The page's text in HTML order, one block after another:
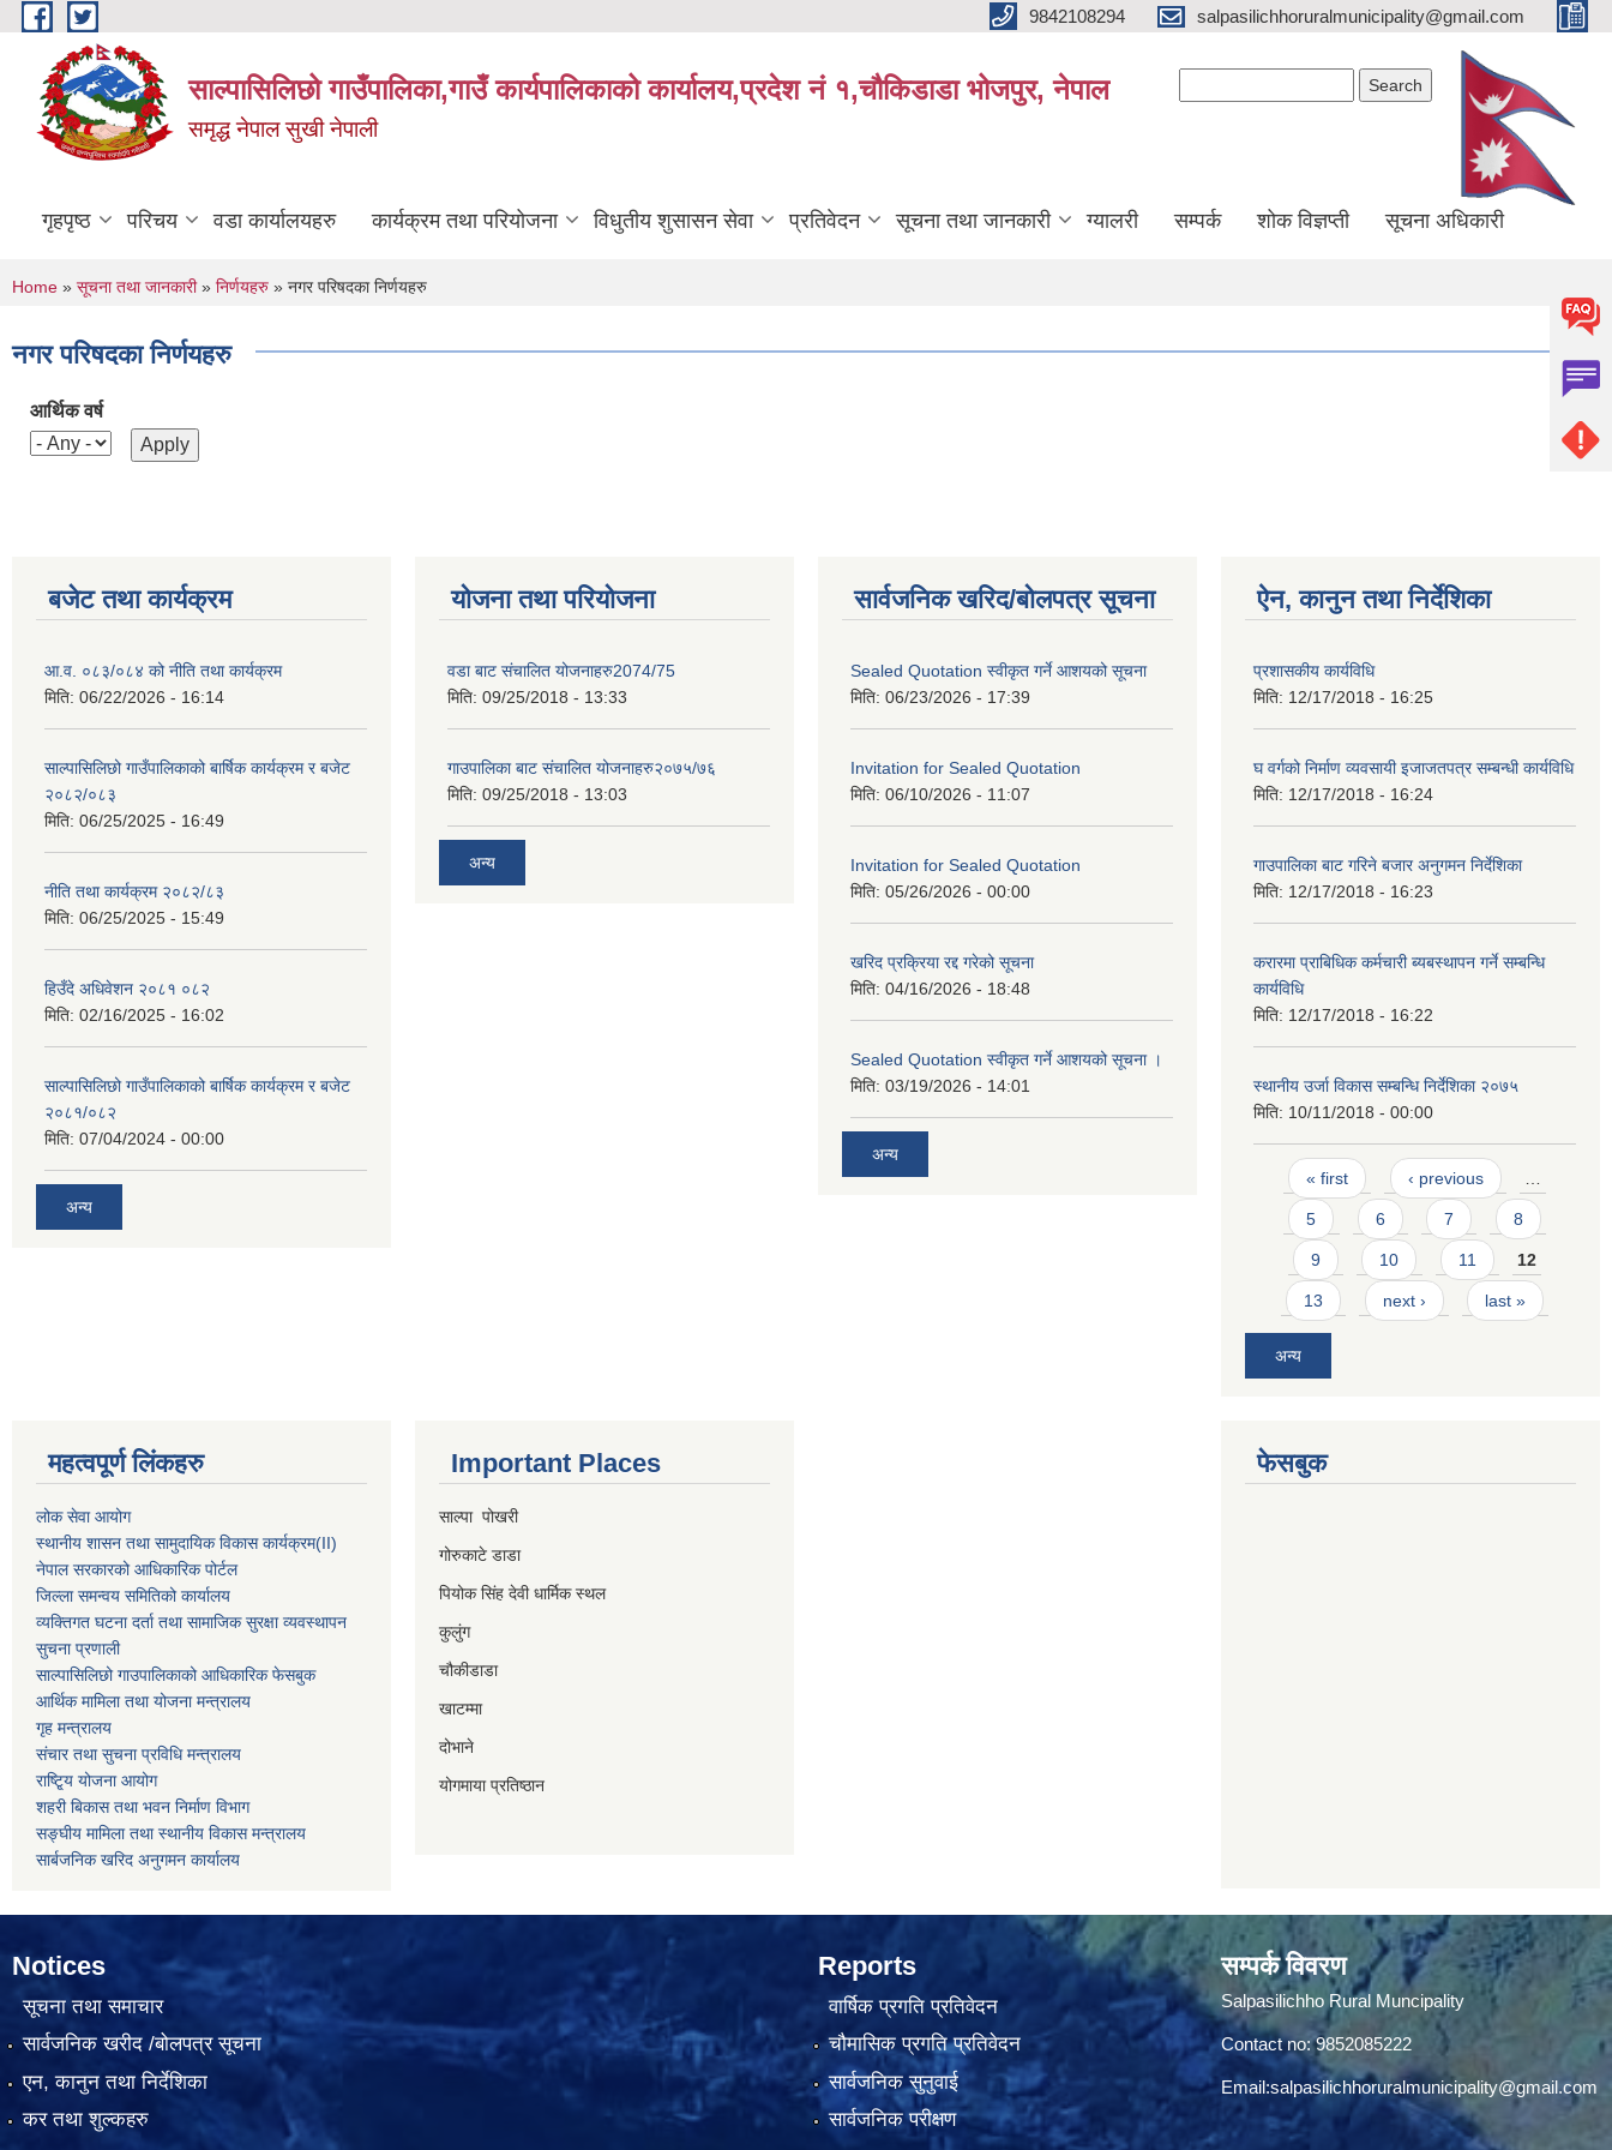
Skip to main content 9842108294 salpasilichhoruralmunicipality@gmail.com
साल्पासिलिछो गाउँपालिका,गाउँ कार्यपालिकाको कार्यालय,प्रदेश नं १,चौकिडाडा भोजपुर, नेपाल
समृद्ध नेपाल सुखी नेपाली
गृहपृष्ठ परिचय वडा कार्यालयहरु कार्यक्रम तथा परियोजना विधुतीय शुसासन सेवा प्रतिवेदन सूचना तथा जानकारी ग्यालरी सम्पर्क शोक विज्ञप्ती सूचना अधिकारी
You are here
Home » सूचना तथा जानकारी» निर्णयहरु » नगर परिषदका निर्णयहरु
नगर परिषदका निर्णयहरु
आर्थिक वर्ष
बजेट तथा कार्यक्रम
आ.व. ०८३/०८४ को नीति तथा कार्यक्रम
मिति: 06/22/2026 - 16:14
साल्पासिलिछो गाउँपालिकाको बार्षिक कार्यक्रम र बजेट
२०८२/०८३
मिति: 06/25/2025 - 16:49
नीति तथा कार्यक्रम २०८२/८३
मिति: 06/25/2025 - 15:49
हिउँदे अधिवेशन २०८१ ०८२
मिति: 02/16/2025 - 16:02
साल्पासिलिछो गाउँपालिकाको बार्षिक कार्यक्रम र बजेट
२०८१/०८२
मिति: 07/04/2024 - 00:00
अन्य
योजना तथा परियोजना
वडा बाट संचालित योजनाहरु2074/75
मिति: 09/25/2018 - 13:33
गाउपालिका बाट संचालित योजनाहरु२०७५/७६
मिति: 09/25/2018 - 13:03
अन्य
सार्वजनिक खरिद/बोलपत्र सूचना
Sealed Quotation स्वीकृत गर्ने आशयको सूचना
मिति: 06/23/2026 - 17:39
Invitation for Sealed Quotation
मिति: 06/10/2026 - 11:07
Invitation for Sealed Quotation
मिति: 05/26/2026 - 00:00
खरिद प्रक्रिया रद्द गरेको सूचना
मिति: 04/16/2026 - 18:48
Sealed Quotation स्वीकृत गर्ने आशयको सूचना ।
मिति: 03/19/2026 - 14:01
अन्य
ऐन, कानुन तथा निर्देशिका
प्रशासकीय कार्यविधि
मिति: 12/17/2018 - 16:25
घ वर्गको निर्माण व्यवसायी इजाजतपत्र सम्बन्धी कार्यविधि
मिति: 12/17/2018 - 16:24
गाउपालिका बाट गरिने बजार अनुगमन निर्देशिका
मिति: 12/17/2018 - 16:23
करारमा प्राबिधिक कर्मचारी ब्यबस्थापन गर्ने सम्बन्धि
कार्यविधि
मिति: 12/17/2018 - 16:22
स्थानीय उर्जा विकास सम्बन्धि निर्देशिका २०७५
मिति: 10/11/2018 - 00:00
Pages
« first ‹ previous
5 6 7 8
9 10 11 12
13 next › last »
अन्य
महत्वपूर्ण लिंकहरु
लोक सेवा आयोग
स्थानीय शासन तथा सामुदायिक विकास कार्यक्रम(II)
नेपाल सरकारको आधिकारिक पोर्टल
जिल्ला समन्वय समितिको कार्यालय
व्यक्तिगत घटना दर्ता तथा सामाजिक सुरक्षा व्यवस्थापन
सुचना प्रणाली
साल्पासिलिछो गाउपालिकाको आधिकारिक फेसबुक
आर्थिक मामिला तथा योजना मन्त्रालय
गृह मन्त्रालय
संचार तथा सुचना प्रविधि मन्त्रालय
राष्टि्ृय योजना आयोग
शहरी बिकास तथा भवन निर्माण विभाग
सङ्घीय मामिला तथा स्थानीय विकास मन्त्रालय
सार्बजनिक खरिद अनुगमन कार्यालय
Important Places
साल्पा पोखरी
गोरुकाटे डाडा
पियोक सिंह देवी धार्मिक स्थल
कुलुंग
चौकीडाडा
खाटम्मा
दोभाने
योगमाया प्रतिष्ठान
फेसबुक
Notices
सूचना तथा समाचार
सार्वजनिक खरीद /बोलपत्र सूचना
एन, कानुन तथा निर्देशिका
कर तथा शुल्कहरु
Reports
वार्षिक प्रगति प्रतिवेदन
चौमासिक प्रगति प्रतिवेदन
सार्वजनिक सुनुवाई
सार्वजनिक परीक्षण
सम्पर्क विवरण
Salpasilichho Rural Muncipality
Contact no: 9852085222
Email:salpasilichhoruralmunicipality@gmail.com